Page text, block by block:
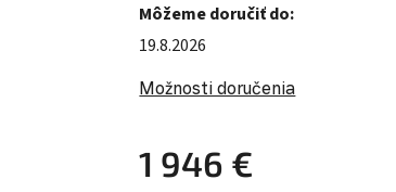
Môžeme doručiť do:
19.8.2026
Možnosti doručenia
1 946 €